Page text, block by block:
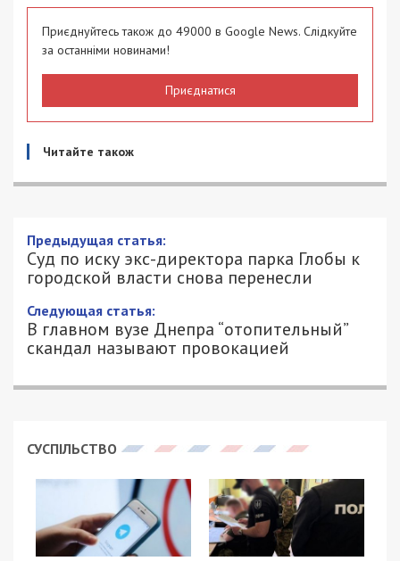
Приєднуйтесь також до 49000 в Google News. Слідкуйте
за останніми новинами!
Приєднатися
Читайте також
Предыдущая статья:
Суд по иску экс-директора парка Глобы к
городской власти снова перенесли
Следующая статья:
В главном вузе Днепра “отопительный”
скандал называют провокацией
СУСПІЛЬСТВО